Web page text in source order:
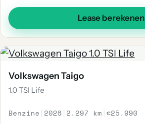
Lease berekenen
Volkswagen Taigo
1.0 TSI Life
Benzine | 2026 | 2.297 km |€25.990